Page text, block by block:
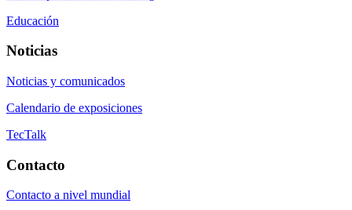
Educación
Noticias
Noticias y comunicados
Calendario de exposiciones
TecTalk
Contacto
Contacto a nivel mundial